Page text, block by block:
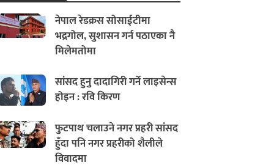
नेपाल रेडक्रस सोसाईटीमा
भद्रगोल, सुशासन गर्न पठाएका नै
मिलेमतोमा
सांसद हुनु दादागिरी गर्ने लाइसेन्स
होइन : रवि किरण
फुटपाथ चलाउने नगर प्रहरी सांसद
हुँदा पनि नगर प्रहरीको शैलीले
विवादमा